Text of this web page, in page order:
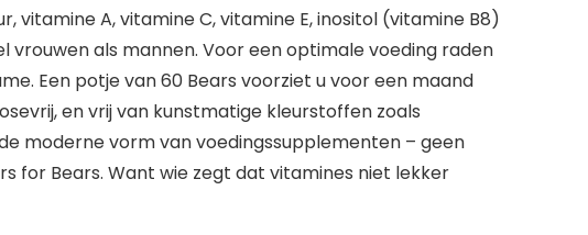
A, vitamine C, vitamine E, inositol (vitamine B8)
als mannen. Voor een optimale voeding raden
Een potje van 60 Bears voorziet u voor een maand
en vrij van kunstmatige kleurstoffen zoals
moderne vorm van voedingssupplementen – geen
for Bears. Want wie zegt dat vitamines niet lekker